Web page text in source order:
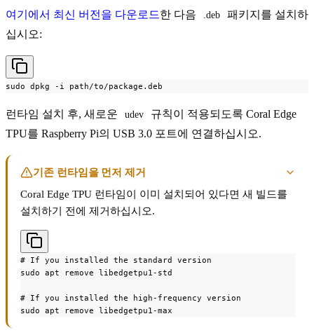
여기에서 최신 버전을 다운로드한 다음 .deb
패키지를 설치하
십시오:
sudo dpkg -i path/to/package.deb
런타임 설치 후, 새로운 udev
규칙이 적용되도록 Coral Edge
TPU를 Raspberry Pi의 USB 3.0 포트에 연결하십시오.
기존 런타임을 먼저 제거
Coral Edge TPU 런타임이 이미 설치되어 있다면 새 빌드를
설치하기 전에 제거하십시오.
# If you installed the standard version
sudo apt remove libedgetpu1-std
# If you installed the high-frequency version
sudo apt remove libedgetpu1-max